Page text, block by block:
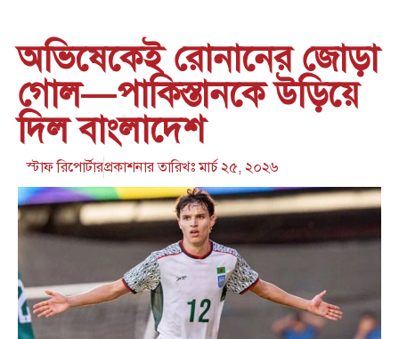
অভিষেকেই রোনানের জোড়া
গোল—পাকিস্তানকে উড়িয়ে
দিল বাংলাদেশ
স্টাফ রিপোর্টারপ্রকাশনার তারিখঃমার্চ ২৫, ২০২৬